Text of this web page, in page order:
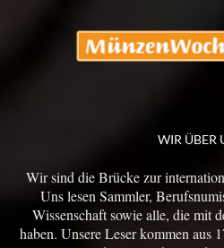
WIR ÜBER
Wir sind die Brücke zur
Uns lesen Sammler,
Wissenschaft sowie alle, die mit
haben. Unsere Leser kommen aus